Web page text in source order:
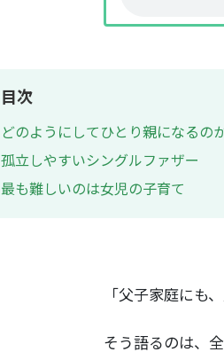
目次
どのようにしてひとり親になるの
孤立しやすいシングルファザー
最も難しいのは女児の子育て
「父子家庭にも
そう語るのは、